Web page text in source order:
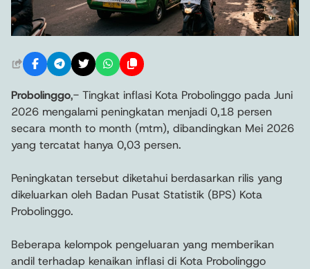
Probolinggo,- Tingkat inflasi Kota Probolinggo pada Juni
2026 mengalami peningkatan menjadi 0,18 persen
secara month to month (mtm), dibandingkan Mei 2026
yang tercatat hanya 0,03 persen.
Peningkatan tersebut diketahui berdasarkan rilis yang
dikeluarkan oleh Badan Pusat Statistik (BPS) Kota
Probolinggo.
Beberapa kelompok pengeluaran yang memberikan
andil terhadap kenaikan inflasi di Kota Probolinggo